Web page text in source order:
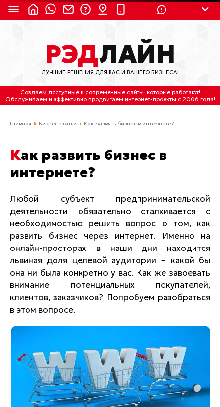
8 (800) 550-9899 (с 2:30 до 11:30 по
Мск)
Бесплатно по России
(4212) 658-653
(4212) 637-673
Отдельный вход \ Левый торец здания
Пн-пт. с 9:30 до 18:30 (по Хбк)
info@lred.ru
РЭДЛАЙН
ЛУЧШИЕ РЕШЕНИЯ ДЛЯ ВАС И ВАШЕГО БИЗНЕСА!
Создаем доступные и современные сайты, которые работают!
Обслуживаем и эффективно продвигаем интернет-проекты с 2006 года!
Главная Бизнес статьи Как развить бизнес в интернете?
Как развить бизнес в
интернете?
Любой субъект предпринимательской
деятельности обязательно сталкивается с
необходимостью решить вопрос о том, как
развить бизнес через интернет. Именно на
онлайн-просторах в наши дни находится
львиная доля целевой аудитории − какой бы
она ни была конкретно у вас. Как же завоевать
внимание потенциальных покупателей,
клиентов, заказчиков? Попробуем разобраться
в этом вопросе.